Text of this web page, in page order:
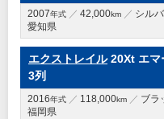
2007年式 42,000km シル
愛知県
エクストレイル20Xt エマ
3列
2016年式 118,000km ブラ
福岡県